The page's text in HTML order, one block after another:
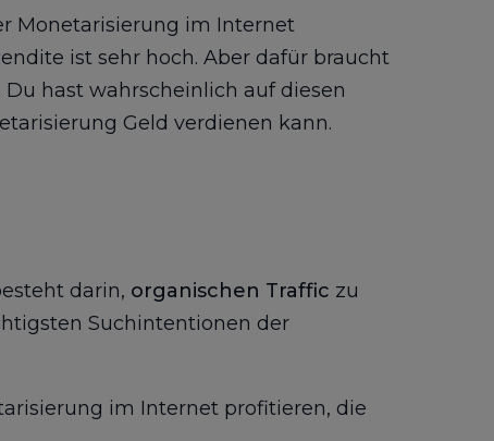
Monetarisierung im Internet
ist sehr hoch. Aber dafür braucht
hast wahrscheinlich auf diesen
Geld verdienen kann.
darin, organischen Traffic zu
Suchintentionen der
im Internet profitieren, die